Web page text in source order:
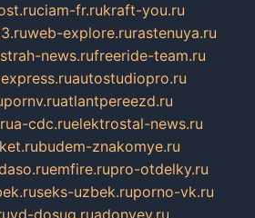
ciam-fr.rukraft-you.ru
web-explore.rurastenuya.ru
strah-news.rufreeride-team.ru
autostudiopro.ru
pornv.ruatlantpereezd.ru
a-cdc.ruelektrostal-news.ru
budem-znakomye.ru
emfire.rupro-otdelky.ru
seks-uzbek.ruporno-vk.ru